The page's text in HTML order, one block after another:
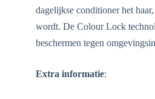
dagelijkse conditioner het
wordt. De Colour Lock
beschermen tegen
Extra informatie: